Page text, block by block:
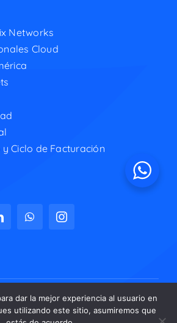
Networks
Cloud
Ciclo de Facturación
| Adaptix Networks, S.A. de C.V.
dar la mejor experiencia al usuario en
utilizando este sitio, asumiremos que